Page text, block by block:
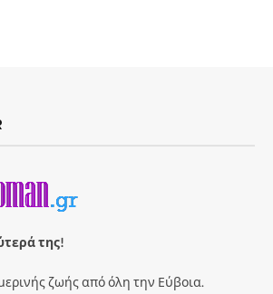
της!
ζωής από όλη την Εύβοια.